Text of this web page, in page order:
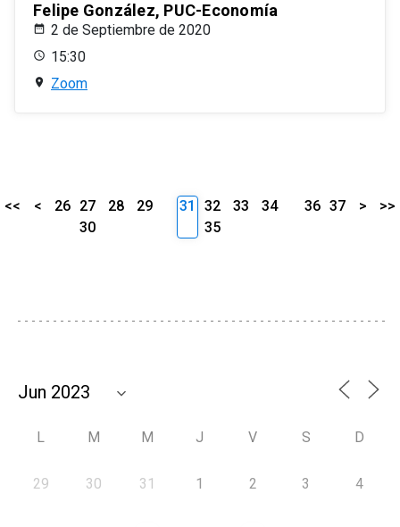
Felipe González, PUC-Economía
2 de Septiembre de 2020
15:30
Zoom
<< < 26 27 28
29
30
31 32 33
34
35
36 37 > >>
L M M J V S D
29 30 31 1 2 3 4